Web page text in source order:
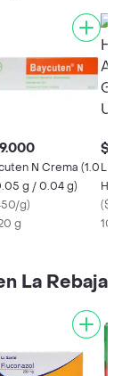
N Crema (1.0
g / 0.04 g)
g)
g
$
(
10 g
La Rebaja